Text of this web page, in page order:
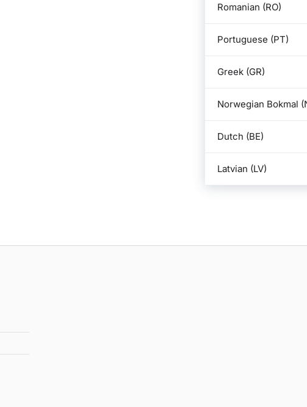
Romanian (RO)
Portuguese (PT)
Greek (GR)
Norwegian Bokmal
Dutch (BE)
Latvian (LV)